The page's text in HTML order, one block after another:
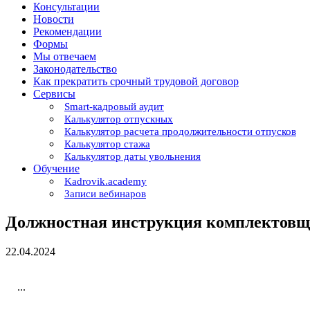
Консультации
Новости
Рекомендации
Формы
Мы отвечаем
Законодательство
Как прекратить срочный трудовой договор
Сервисы
Smart-кадровый аудит
Калькулятор отпускных
Калькулятор расчета продолжительности отпусков
Калькулятор стажа
Калькулятор даты увольнения
Обучение
Kadrovik.academy
Записи вебинаров
Должностная инструкция
22.04.2024
...